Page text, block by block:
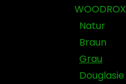
WOODROX
Natur
Braun
Grau
Douglasie